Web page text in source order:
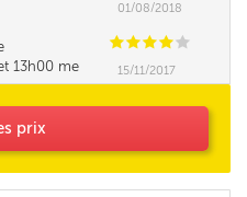
01/08/2018
CCCC C
13h00 me
ne pourrait elle
15/11/2017
prix